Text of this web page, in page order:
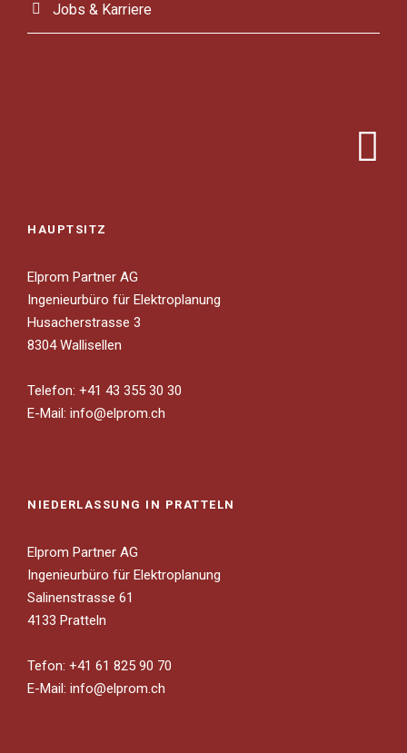
Jobs & Karriere
HAUPTSITZ
Elprom Partner AG
Ingenieurbüro für Elektroplanung
Husacherstrasse 3
8304 Wallisellen
Telefon: +41 43 355 30 30
E-Mail: info@elprom.ch
NIEDERLASSUNG IN PRATTELN
Elprom Partner AG
Ingenieurbüro für Elektroplanung
Salinenstrasse 61
4133 Pratteln
Tefon: +41 61 825 90 70
E-Mail: info@elprom.ch